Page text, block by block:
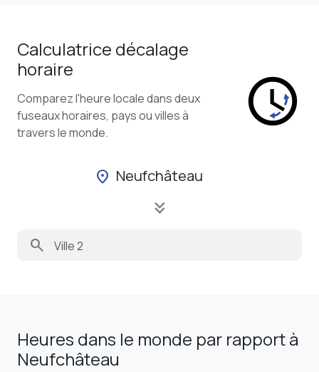
Calculatrice décalage
horaire
Comparez l'heure locale dans deux
fuseaux horaires, pays ou villes à
travers le monde.
location_on Neufchâteau
keyboard_double_arrow_down
search
Heures dans le monde par rapport à
Neufchâteau